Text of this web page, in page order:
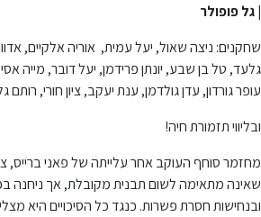
| גל פופולר
שחקנים: ניצה שאול, יעל עמית, אוריה אלקיים,
גלעד, טל בן שבע, יונתן פרידמן, יעל דובר, מייה
עופר גורדון, עדן גולדמן, ענת יעקב, ציון חורי,
ובליווי תזמורת חיה!
מחזמר סוחף העוקב אחר עלייתה של פאני ברייס,
שאינה מתאימה לשום תבנית מקובלת, אך ניחנה
ובנחישות חסרת פשרות. כנגד כל הסיכויים היא